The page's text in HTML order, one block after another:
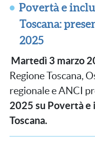
Povertà e
Toscana:
2025
Martedì 3 marzo
Regione Toscana,
regionale e ANCI
2025 su Povertà e
Toscana.